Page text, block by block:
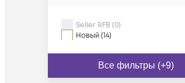
Seller RFB (0)
Новый (14)
Все фильтры (+9)